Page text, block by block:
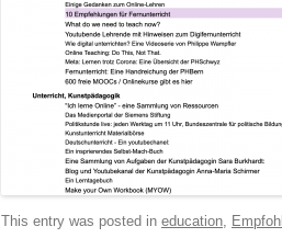
This entry was posted in education,